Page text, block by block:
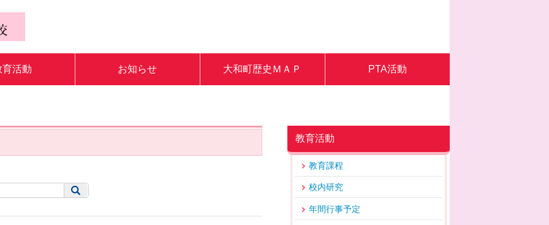
育活動 お知らせ 大和町歴史ＭＡＰ PTA活動
教育活動
教育課程
校内研究
年間行事予定